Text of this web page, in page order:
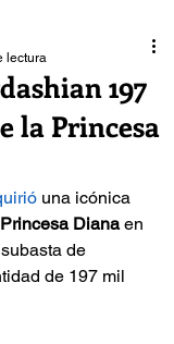
197
la Princesa
lectura
una icónica
Princesa Diana en
de
de 197 mil